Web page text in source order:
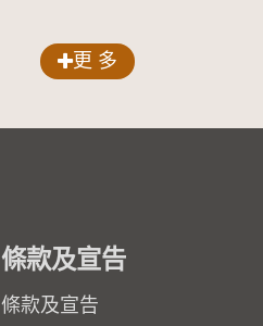
更 多
條款及宣告
條款及宣告